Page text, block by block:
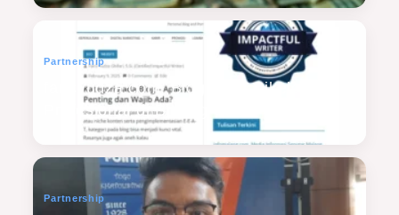
Partnership
farisyudza.com, Blog yang Dikelola
Profesional di Bidang SEO!
Partnership